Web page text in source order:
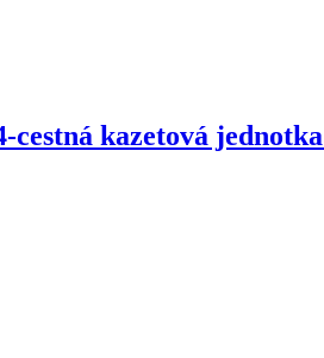
cestná kazetová